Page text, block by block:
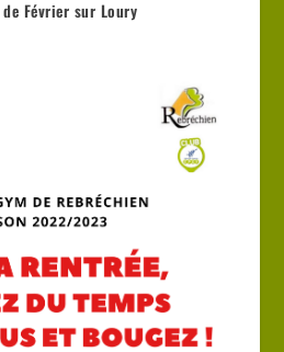
de Février sur Loury